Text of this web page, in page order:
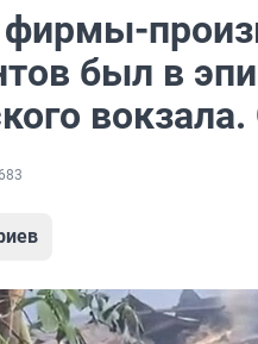
был в
вокзала.